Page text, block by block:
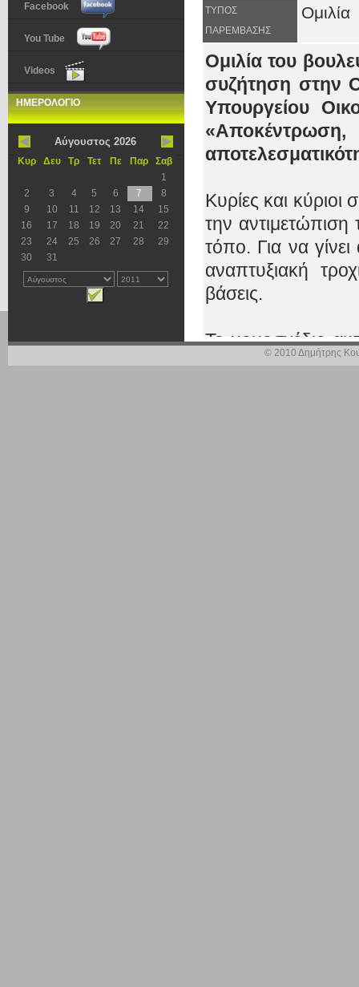
Facebook
You Tube
Videos
ΗΜΕΡΟΛΟΓΙΟ
Αύγουστος 2026
Κυρ Δευ Τρ Τετ Πε Παρ
Σαβ
1
2
3 4 5 6 7
8
9
10 11 12 13 14
15
16
17 18 19 20 21
22
23
24 25 26 27 28
29
30
31
ΤΥΠΟΣ
ΠΑΡΕΜΒΑΣΗΣ
Ομιλία
Ομιλία του
συζήτηση στην
Υπουργείου
Κυρίες και
την
τόπο. Για να
αναπτυξιακή
βάσεις.
Το νομοσχέδιο
να επιταχύνουμε
© 2010 Δημήτρης